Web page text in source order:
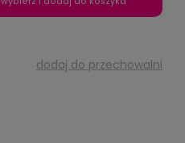
dodaj do przechowalni